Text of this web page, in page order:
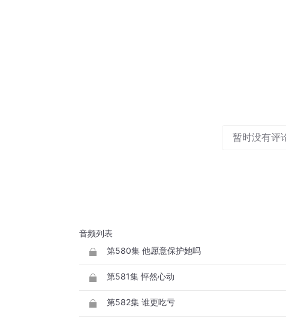
暂时没有评
音频列表
第580集 他愿意保护她吗
第581集 怦然心动
第582集 谁更吃亏